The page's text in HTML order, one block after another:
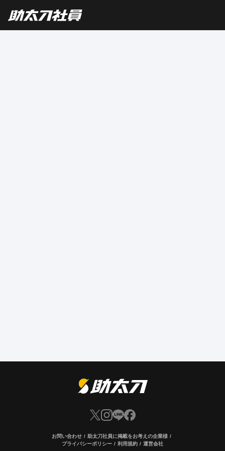
お問い合わせ
助太刀社員に掲載をお考えの企業様
プライバシーポリシー
利用規約 運営会社